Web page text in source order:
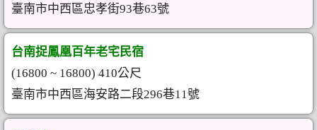
臺南市中西區忠孝街93巷63號
台南捉鳳凰百年老宅民宿
(16800 ~ 16800) 410公尺
臺南市中西區海安路二段296巷11號